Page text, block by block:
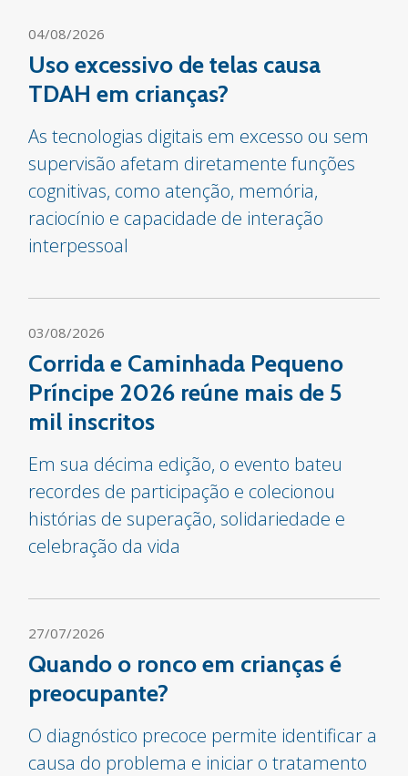
04/08/2026
Uso excessivo de telas causa
TDAH em crianças?
As tecnologias digitais em excesso ou sem
supervisão afetam diretamente funções
cognitivas, como atenção, memória,
raciocínio e capacidade de interação
interpessoal
03/08/2026
Corrida e Caminhada Pequeno
Príncipe 2026 reúne mais de 5
mil inscritos
Em sua décima edição, o evento bateu
recordes de participação e colecionou
histórias de superação, solidariedade e
celebração da vida
27/07/2026
Quando o ronco em crianças é
preocupante?
O diagnóstico precoce permite identificar a
causa do problema e iniciar o tratamento